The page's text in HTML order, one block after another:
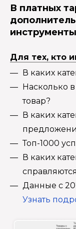
В платных
Для тех, кто
В каких
Насколько
товар?
В каких
Топ-1000
В каких
Данные с
Узнать